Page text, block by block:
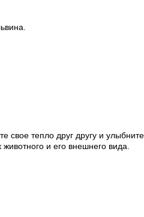
свое тепло друг другу и
и его внешнего вида.